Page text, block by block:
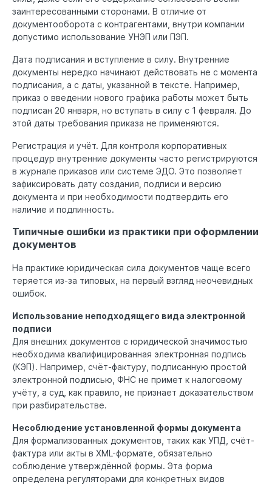
заинтересованными сторонами. В отличие от
документооборота с контрагентами, внутри компании
допустимо использование УНЭП или ПЭП.
Дата подписания и вступление в силу. Внутренние
документы нередко начинают действовать не с момента
подписания, а с даты, указанной в тексте. Например,
приказ о введении нового графика работы может быть
подписан 20 января, но вступать в силу с 1 февраля. До
этой даты требования приказа не применяются.
Регистрация и учёт. Для контроля корпоративных
процедур внутренние документы часто регистрируются
в журнале приказов или системе ЭДО. Это позволяет
зафиксировать дату создания, подписи и версию
документа и при необходимости подтвердить его
наличие и подлинность.
Типичные ошибки из практики при оформлении
документов
На практике юридическая сила документов чаще всего
теряется из-за типовых, на первый взгляд неочевидных
ошибок.
Использование неподходящего вида электронной
подписи
Для внешних документов с юридической значимостью
необходима квалифицированная электронная подпись
(КЭП). Например, счёт-фактуру, подписанную простой
электронной подписью, ФНС не примет к налоговому
учёту, а суд, как правило, не признает доказательством
при разбирательстве.
Несоблюдение установленной формы документа
Для формализованных документов, таких как УПД, счёт-
фактура или акты в XML-формате, обязательно
соблюдение утверждённой формы. Эта форма
определена регуляторами для конкретных видов